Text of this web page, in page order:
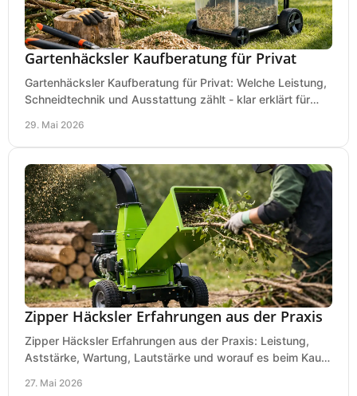
Gartenhäcksler Kaufberatung für Privat
Gartenhäcksler Kaufberatung für Privat: Welche Leistung,
Schneidtechnik und Ausstattung zählt - klar erklärt für
29. Mai 2026
Zipper Häcksler Erfahrungen aus der Praxis
Zipper Häcksler Erfahrungen aus der Praxis: Leistung,
Aststärke, Wartung, Lautstärke und worauf es beim Kauf
27. Mai 2026